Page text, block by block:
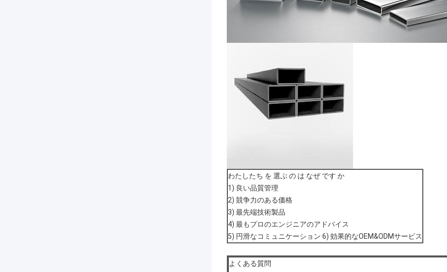
わたしたち を 選ぶ の は なぜ です か
1) 良い品質管理
2) 競争力のある価格
3) 最先端技術製品
4) 最もプロのエンジニアのアドバイス
5) 円滑なコミュニケーション 6) 効果的なOEM&ODMサービス
よくある質問